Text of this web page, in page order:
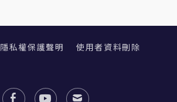
隱私權保護聲明 使用者資料刪除